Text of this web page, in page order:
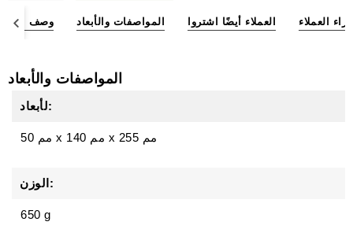
وصف المواصفات والأبعاد العملاء أيضًا اشتروا آراء العملاء
المواصفات والأبعاد
لأبعاد:
50 مم x 140 مم x 255 مم
الوزن:
650 g